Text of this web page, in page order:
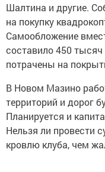
Шалтина и другие.
на покупку
Самообложение
составило 450
потрачены на
В Новом Мазино
территорий и дорог
Планируется и
Нельзя ли провести
кровлю клуба, чем